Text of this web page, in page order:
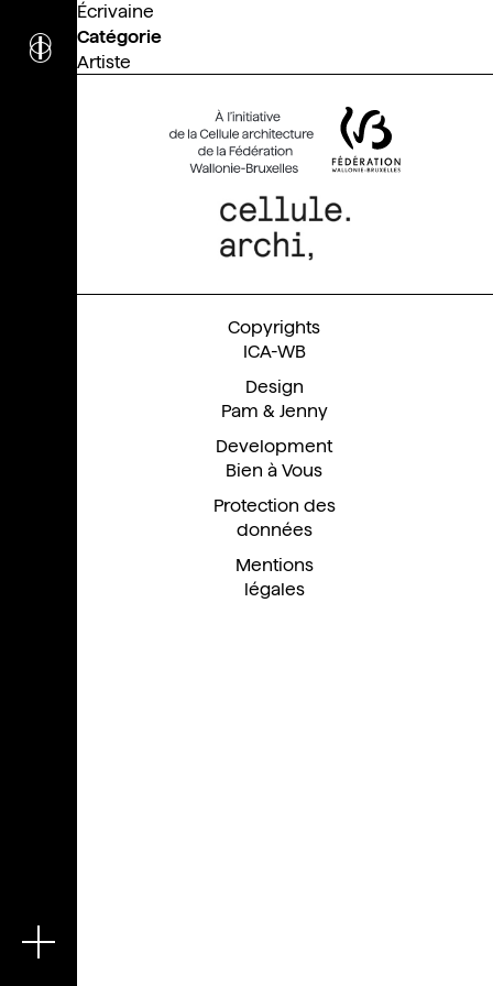
i nstitut
architecture
Wallonie-Bruxelles
Écrivaine
Catégorie
Artiste
ICA-WB
Pam & Jenny
Bien à Vous
Protection des
données
Mentions
légales